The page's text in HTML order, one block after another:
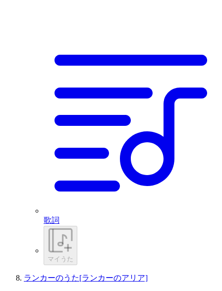
歌詞
マイうた
ランカーのうた[ランカーのアリア]